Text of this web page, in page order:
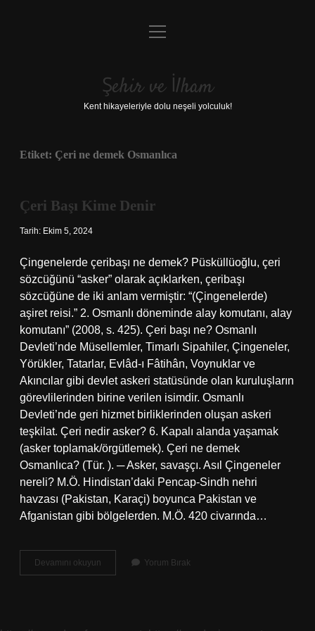
Anasayfa
Yasal Uyarı
menüyü
Şehir ve İlham
Kent hikayeleriyle dolu neşeli yolculuk!
Etiket: Çeri ne demek Osmanlıca
Çeri Başı Kime Denir
Tarih: Ekim 5, 2024
Çingenelerde çeribaşı ne demek? Püsküllüoğlu, çeri
sözcüğünü “asker” olarak açıklarken, çeribaşı
sözcüğüne de iki anlam vermiştir: “(Çingenelerde)
aşiret reisi.” 2. Osmanlı döneminde alay komutanı, alay
komutanı” (2008, s. 425). Çeri başı ne? Osmanlı
Devleti’nde Müsellemler, Timarlı Sipahiler, Çingeneler,
Yörükler, Tatarlar, Evlâd-ı Fâtihân, Voynuklar ve
Akıncılar gibi devlet askeri statüsünde olan kuruluşların
görevlilerinden birine verilen isimdir. Osmanlı
Devleti’nde geri hizmet birliklerinden oluşan askeri
teşkilat. Çeri nedir asker? 6. Kapalı alanda yaşamak
(asker toplamak/örgütlemek). Çeri ne demek
Osmanlıca? (Tür. ). ─ Asker, savaşçı. Asıl Çingeneler
nereli? M.Ö. Hindistan’daki Pencap-Sindh nehri
havzası (Pakistan, Karaçi) boyunca Pakistan ve
Afganistan gibi bölgelerden. M.Ö. 420 civarında…
Devamını okuyun
Başı
Yorum Bırak